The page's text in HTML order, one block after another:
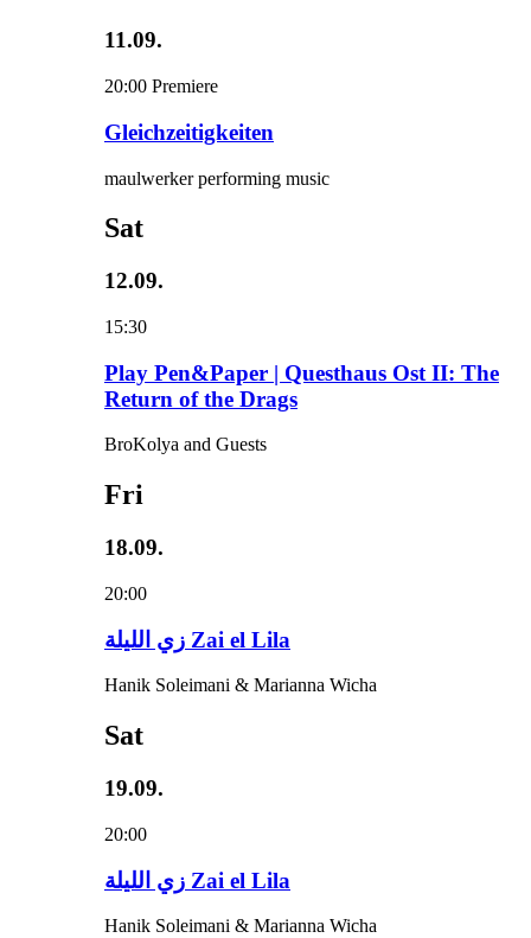
11.09.
20:00 Premiere
Gleichzeitigkeiten
maulwerker performing music
Sat
12.09.
15:30
Play Pen&Paper | Questhaus Ost II: The
Return of the Drags
BroKolya and Guests
Fri
18.09.
20:00
زي‌ اللیلة Zai el Lila
Hanik Soleimani & Marianna Wicha
Sat
19.09.
20:00
زي‌ اللیلة Zai el Lila
Hanik Soleimani & Marianna Wicha